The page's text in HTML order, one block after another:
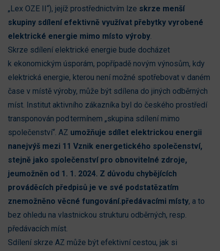
„Lex OZE II“), jejíž prostřednictvím lze skrze menší
skupiny sdílení efektivně využívat přebytky vyrobené
elektrické energie mimo místo výroby.
Skrze sdílení elektrické energie bude docházet
k ekonomickým úsporám, popřípadě novým výnosům, kdy
elektrická energie, kterou není možné spotřebovat v daném
čase v místě výroby, může být sdílena do jiných odběrných
míst. Institut aktivního zákazníka byl do českého prostředí
transponován pod termínem „skupina sdílení mimo
společenství“. AZ umožňuje sdílet elektrickou energii
nanejvýš mezi 11 Vznik energetického společenství,
stejně jako společenství pro obnovitelné zdroje,
jeumožněn od 1. 1. 2024. Z důvodu chybějících
prováděcích předpisů je ve své podstatězatím
znemožněno věcné fungování.předávacími místy, a to
bez ohledu na vlastnickou strukturu odběrných, resp.
předávacích míst.
Sdílení skrze AZ může být efektivní cestou, jak si